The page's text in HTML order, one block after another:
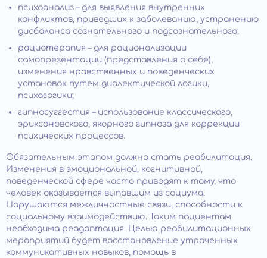
психоанализ – для выявления внутренних
конфликтов, приведших к заболеванию, устранению
дисбаланса сознательного и подсознательного;
рациотерапия – для рационализации
самопрезентации (представления о себе),
изменения нравственных и поведенческих
установок путем диалектической логики,
психагогики;
гипносуггестия – использование классического,
эриксоновского, якорного гипноза для коррекции
психических процессов.
Обязательным этапом должна стать реабилитация.
Изменения в эмоциональной, когнитивной,
поведенческой сфере часто приводят к тому, что
человек оказывается выпавшим из социума.
Нарушаются межличностные связи, способности к
социальному взаимодействию. Таким пациентам
необходима реадаптация. Целью реабилитационных
мероприятий будет восстановление утраченных
коммуникативных навыков, помощь в